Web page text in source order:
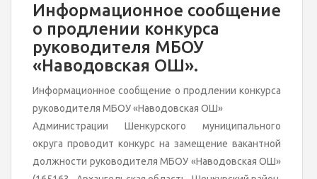
Информационное сообщение
о продлении конкурса
руководителя МБОУ
«Наводовская ОШ».
Информационное сообщение о продлении конкурса
руководителя МБОУ «Наводовская ОШ»
Администрации Шенкурского муниципального
округа проводит конкурс на замещение вакантной
должности руководителя МБОУ «Наводовская ОШ»